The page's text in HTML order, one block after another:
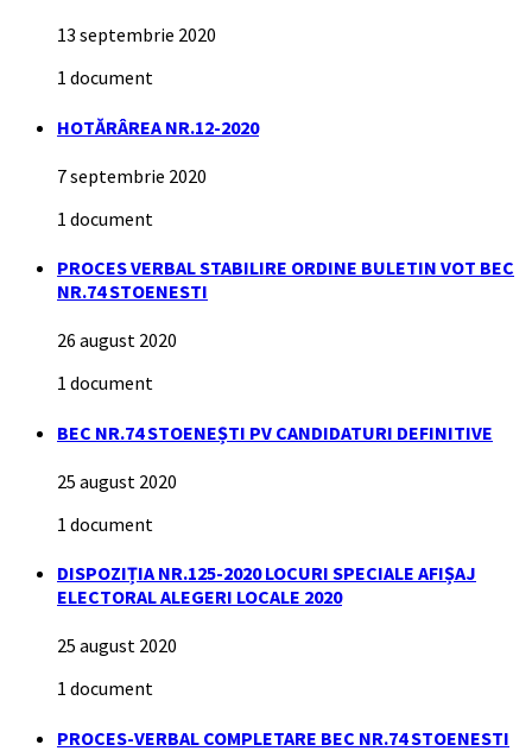
13 septembrie 2020
1 document
HOTĂRÂREA NR.12-2020
7 septembrie 2020
1 document
PROCES VERBAL STABILIRE ORDINE BULETIN VOT BEC
NR.74 STOENESTI
26 august 2020
1 document
BEC NR.74 STOENEȘTI PV CANDIDATURI DEFINITIVE
25 august 2020
1 document
DISPOZIȚIA NR.125-2020 LOCURI SPECIALE AFIȘAJ
ELECTORAL ALEGERI LOCALE 2020
25 august 2020
1 document
PROCES-VERBAL COMPLETARE BEC NR.74 STOENESTI